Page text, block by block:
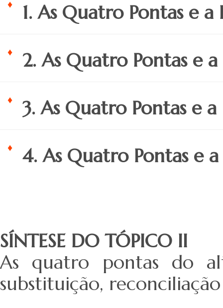
1. As Quatro Pontas e
2. As Quatro Pontas e
3. As Quatro Pontas e
4. As Quatro Pontas e
SÍNTESE DO TÓPICO II
As quatro pontas do
substituição,